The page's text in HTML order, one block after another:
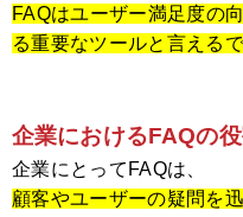
FAQはユーザー満足度の
る重要なツールと言える
企業におけるFAQの役
企業にとってFAQは、
顧客やユーザーの疑問を